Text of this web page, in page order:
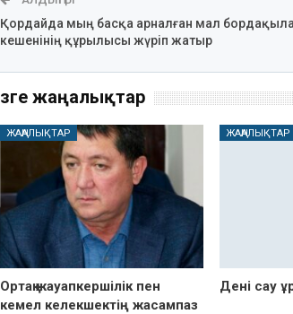
Қордайда мың басқа арналған мал
кешенінің құрылысы жүріп жатыр
Өзге жаңалықтар
ЖАҢАЛЫҚТАР
Ортақ жауапкершілік пен
кемел келекшектің жасампаз
ЖАҢАЛЫҚТАР
Дені сау